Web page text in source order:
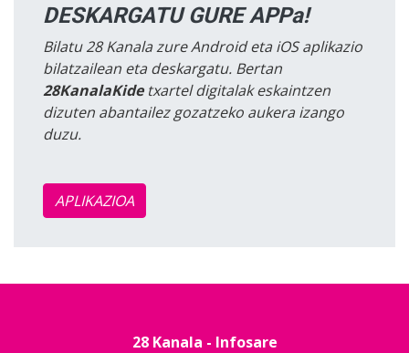
DESKARGATU GURE APPa!
Bilatu 28 Kanala zure Android eta iOS aplikazio
bilatzailean eta deskargatu. Bertan
28KanalaKidetxartel digitalak eskaintzen
dizuten abantailez gozatzeko aukera izango
duzu.
APLIKAZIOA
28 Kanala - Infosare